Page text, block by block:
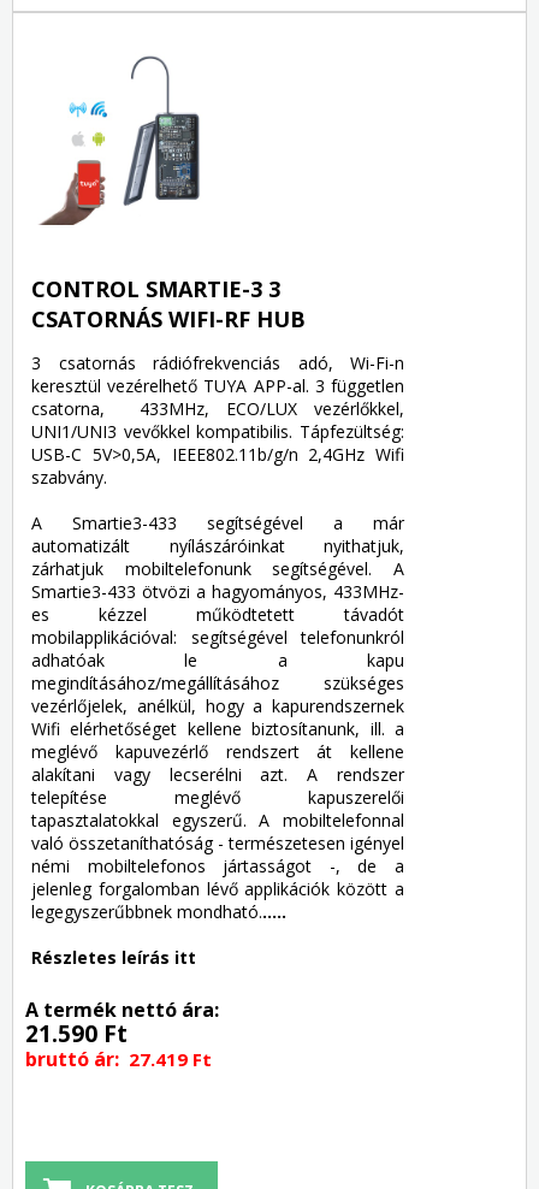
CONTROL SMARTIE-3 3
CSATORNÁS WIFI-RF HUB
3 csatornás rádiófrekvenciás adó, Wi-Fi-n
keresztül vezérelhető TUYA APP-al. 3 független
csatorna, 433MHz, ECO/LUX vezérlőkkel,
UNI1/UNI3 vevőkkel kompatibilis. Tápfezültség:
USB-C 5V>0,5A, IEEE802.11b/g/n 2,4GHz Wifi
szabvány.
A Smartie3-433 segítségével a már
automatizált nyílászáróinkat nyithatjuk,
zárhatjuk mobiltelefonunk segítségével. A
Smartie3-433 ötvözi a hagyományos, 433MHz-
es kézzel működtetett távadót
mobilapplikációval: segítségével telefonunkról
adhatóak le a kapu
megindításához/megállításához szükséges
vezérlőjelek, anélkül, hogy a kapurendszernek
Wifi elérhetőséget kellene biztosítanunk, ill. a
meglévő kapuvezérlő rendszert át kellene
alakítani vagy lecserélni azt. A rendszer
telepítése meglévő kapuszerelői
tapasztalatokkal egyszerű. A mobiltelefonnal
való összetaníthatóság - természetesen igényel
némi mobiltelefonos jártasságot -, de a
jelenleg forgalomban lévő applikációk között a
legegyszerűbbnek mondható......
Részletes leírás itt
A termék nettó ára:
21.590 Ft
bruttó ár: 27.419 Ft